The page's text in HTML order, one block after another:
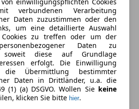
einwilligungspflichten Cookies
verbundenen Verarbeitung
Daten zuzustimmen oder den
um eine detaillierte Auswahl
zu treffen oder um der
Daten zu
soweit diese auf Grundlage
erfolgt. Die Einwilligung
Übermittlung bestimmter
Daten in Drittländer, u.a. die
(1) (a) DSGVO. Wollen Sie keine
klicken Sie bitte hier.